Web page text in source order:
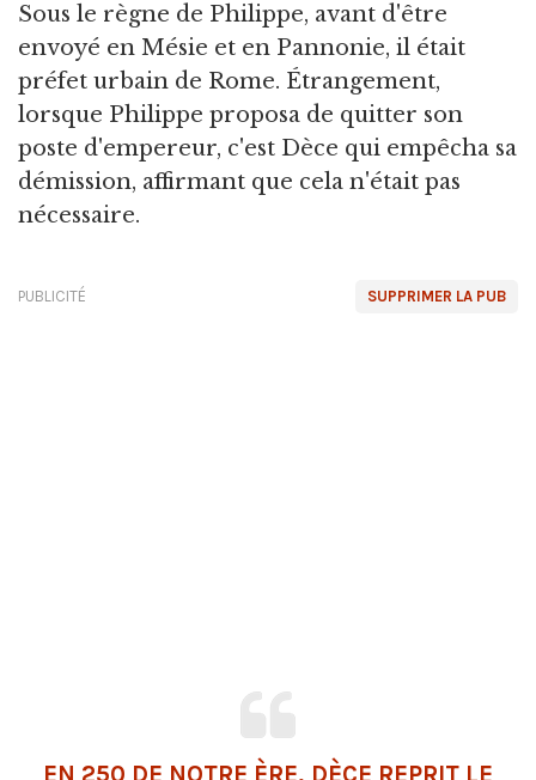
Sous le règne de Philippe, avant d'être
envoyé en Mésie et en Pannonie, il était
préfet urbain de Rome. Étrangement,
lorsque Philippe proposa de quitter son
poste d'empereur, c'est Dèce qui empêcha sa
démission, affirmant que cela n'était pas
nécessaire.
SUPPRIMER LA PUB
PUBLICITÉ
EN 250 DE NOTRE ÈRE, DÈCE REPRIT LE